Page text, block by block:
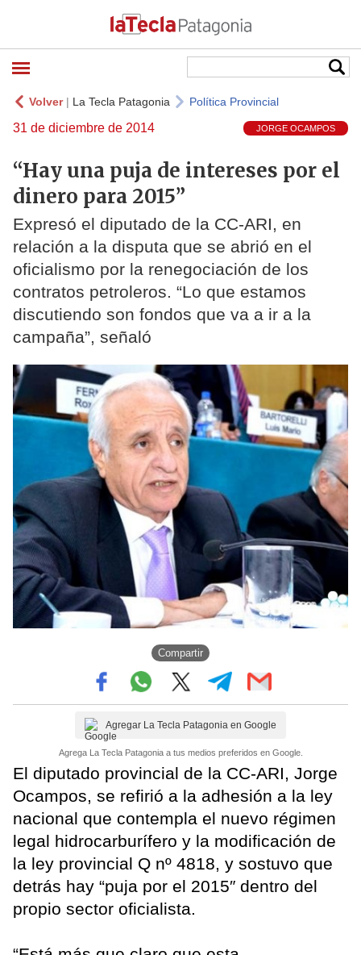
Volver| La Tecla Patagonia Política Provincial
31 de diciembre de 2014 JORGE OCAMPOS
“Hay una puja de intereses por el
dinero para 2015”
Expresó el diputado de la CC-ARI, en
relación a la disputa que se abrió en el
oficialismo por la renegociación de los
contratos petroleros. “Lo que estamos
discutiendo son fondos que va a ir a la
campaña”, señaló
Compartir
Agregar La Tecla Patagonia en Google
Agrega La Tecla Patagonia a tus medios preferidos en Google.
El diputado provincial de la CC-ARI, Jorge
Ocampos, se refirió a la adhesión a la ley
nacional que contempla el nuevo régimen
legal hidrocarburífero y la modificación de
la ley provincial Q nº 4818, y sostuvo que
detrás hay “puja por el 2015″ dentro del
propio sector oficialista.